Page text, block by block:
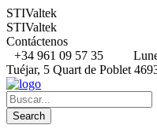
STIValtek
STIValtek
Contáctenos
+34 961 09 57 35
Tuéjar, 5 Quart de Poblet